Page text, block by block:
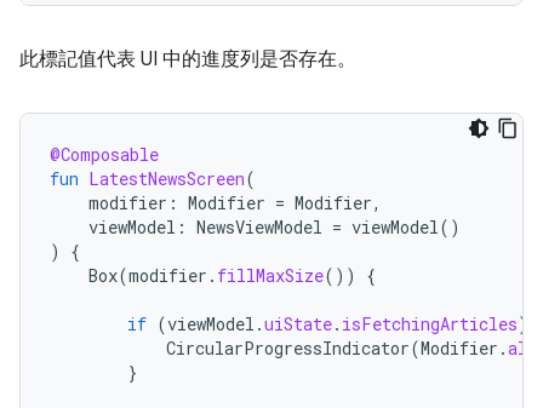
此標記值代表 UI 中的進度列是否存在。
@Composable
fun LatestNewsScreen(
modifier : Modifier = Modifier,
viewModel : NewsViewModel = viewModel()
)
{
Box(modifier . fillMaxSize()) {
if (viewModel .uiState. isFetchingArticles)
CircularProgressIndicator(Modifier .
}